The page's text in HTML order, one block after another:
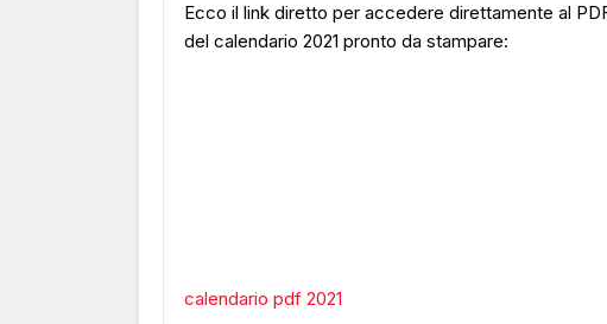
Ecco il link diretto per accedere direttamente al
del calendario 2021 pronto da stampare:
calendario pdf 2021